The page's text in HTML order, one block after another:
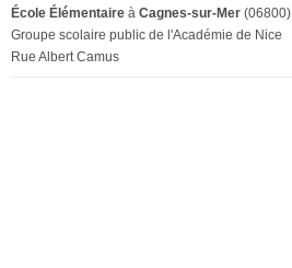
École Élémentaire à Cagnes-sur-Mer (06800)
Groupe scolaire public de l'Académie de Nice
Rue Albert Camus